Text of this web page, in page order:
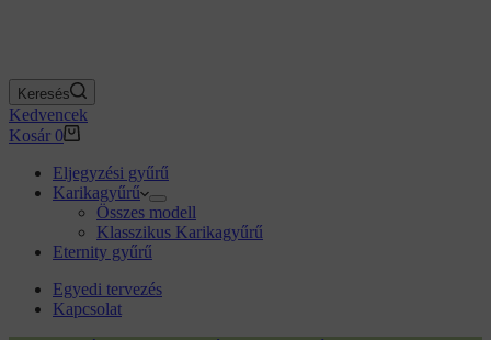
Keresés
Kedvencek
Kosár 0
Eljegyzési gyűrű
Karikagyűrű
Összes modell
Klasszikus Karikagyűrű
Eternity gyűrű
Egyedi tervezés
Kapcsolat